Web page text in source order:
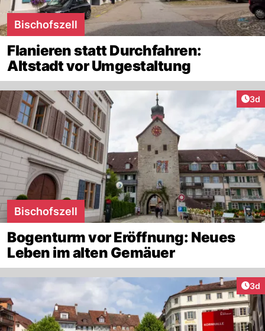
Bischofszell
Flanieren statt Durchfahren:
Altstadt vor Umgestaltung
3d
Bischofszell
Bogenturm vor Eröffnung: Neues
Leben im alten Gemäuer
3d